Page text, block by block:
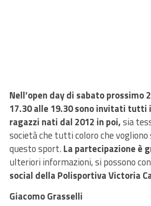
Nell’open day di sabato prossimo
17.30 alle 19.30 sono invitati tutti
ragazzi nati dal 2012 in poi,sia
società che tutti coloro che
questo sport.La partecipazione è
ulteriori informazioni, si possono
social della Polisportiva Victoria
Giacomo Grasselli